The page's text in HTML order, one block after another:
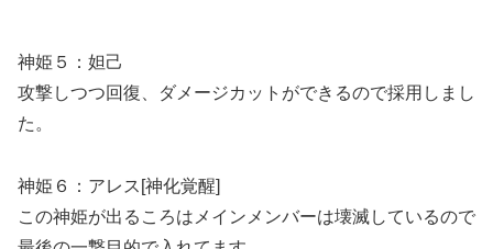
神姫５：妲己
攻撃しつつ回復、ダメージカットができるので採用しまし
た。
神姫６：アレス[神化覚醒]
この神姫が出るころはメインメンバーは壊滅しているので